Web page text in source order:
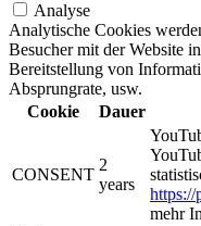
Analyse
Analytische Cookies
Besucher mit der Website
Bereitstellung von
Absprungrate, usw.
Cookie
Dauer
CONSENT
2
years
https://
mehr